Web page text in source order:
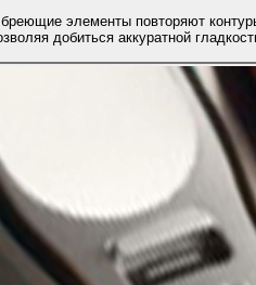
элементы повторяют
добиться аккуратной